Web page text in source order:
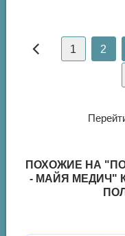
1 2
ПОХОЖИЕ НА
- МАЙЯ МЕДИЧ"